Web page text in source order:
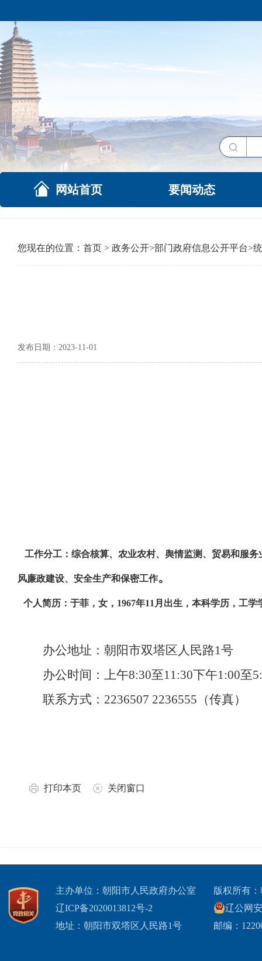
网站首页 要闻动态
您现在的位置： 首页 > 政务公开>部门政府信息公开平台>
发布日期：2023-11-01
工作分工： 综合核算、农业农村、舆情监测、贸易和服
风廉政建设、安全生产和保密工作。
个人简历： 于菲，女，1967年11月出生，本科学历，工
办公地址：朝阳市双塔区人民路1号
办公时间：上午8:30至11:30下午1:00至
联系方式：2236507 2236555（传真）
打印本页 关闭窗口
主办单位：朝阳市人民政府办公室
辽ICP备2020013812号-2
地址：朝阳市双塔区人民路1号
版权所有
辽公网
邮编：